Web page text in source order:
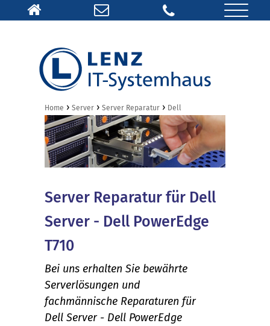
Home › Server › Server Reparatur › Dell
Server Reparatur für Dell
Server - Dell PowerEdge
T710
Bei uns erhalten Sie bewährte
Serverlösungen und
fachmännische Reparaturen für
Dell Server - Dell PowerEdge